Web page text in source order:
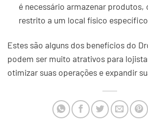
é necessário armazenar produtos,
restrito a um local físico
Estes são alguns dos benefícios do
podem ser muito atrativos para
otimizar suas operações e expandir